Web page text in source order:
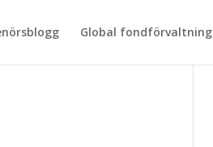
Global fondförvaltning